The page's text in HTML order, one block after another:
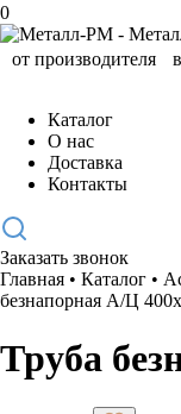
0
Каталог
О нас
Доставка
Контакты
Заказать звонок
Главная • Каталог •
безнапорная А/Ц
Труба